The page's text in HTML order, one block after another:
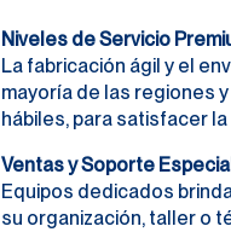
Niveles de Servicio
La fabricación ágil y el
mayoría de las regiones
hábiles, para satisfacer
Ventas y Soporte
Equipos dedicados
su organización, taller o